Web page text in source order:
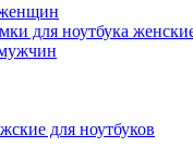
для ноутбука
для ноутбуков